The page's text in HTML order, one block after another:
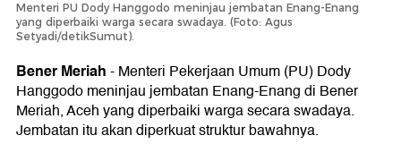
Menteri PU Dody Hanggodo meninjau jembatan Enang-Enang
yang diperbaiki warga secara swadaya. (Foto: Agus
Setyadi/detikSumut).
Bener Meriah-Menteri Pekerjaan Umum (PU) Dody
Hanggodo meninjau jembatan Enang-Enang di Bener
Meriah, Aceh yang diperbaiki warga secara swadaya.
Jembatan itu akan diperkuat struktur bawahnya.